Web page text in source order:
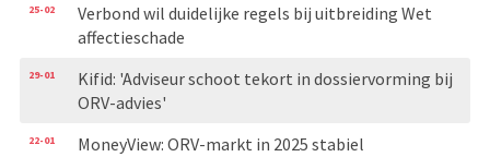
25-02
Verbond wil duidelijke regels bij uitbreiding Wet
affectieschade
29-01
Kifid: 'Adviseur schoot tekort in dossiervorming bij
ORV-advies'
22-01 MoneyView: ORV-markt in 2025 stabiel